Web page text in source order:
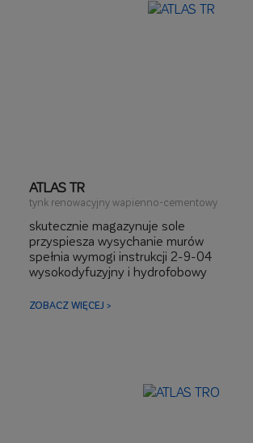
ATLAS TR
tynk renowacyjny wapienno-cementowy
skutecznie magazynuje sole
przyspiesza wysychanie murów
spełnia wymogi instrukcji 2-9-04
wysokodyfuzyjny i hydrofobowy
do nakładania ręcznego i mechanicznego
ZOBACZ WIĘCEJ >